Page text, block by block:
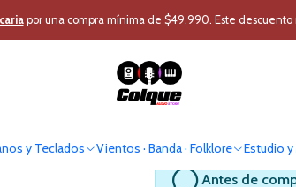
y Teclados Vientos · Banda · Folklore Estudio y
por una compra mínima de $49.990. Este descuento
Micrófono Profesional Micrófono Conferencia
Antes de